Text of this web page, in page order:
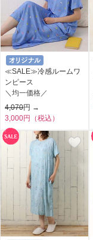
≪SALE≫冷感ルームワ
ンピース
＼均一価格／
4,070円 →
3,000円（税込）